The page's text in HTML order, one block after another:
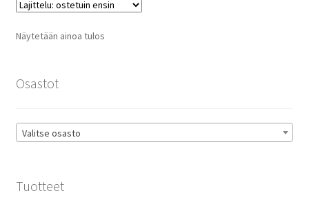
Näytetään ainoa tulos
Osastot
Valitse osasto
Tuotteet